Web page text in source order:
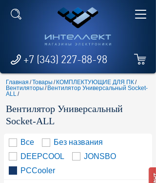
+7 (343) 227-88-98
Главная /Товары / КОМПЛЕКТУЮЩИЕ ДЛЯ ПК/
Вентиляторы / Вентилятор Универсальный Socket-
ALL/
Вентилятор Универсальный
Socket-ALL
Все
Без названия
DEEPCOOL
JONSBO
PCCooler